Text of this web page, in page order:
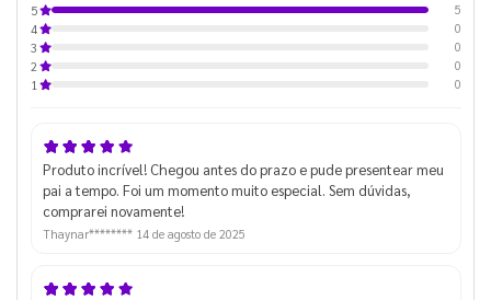
5
5
4
0
3
0
2
0
1
0
Produto incrível! Chegou antes do prazo e pude presentear meu
pai a tempo. Foi um momento muito especial. Sem dúvidas,
comprarei novamente!
Thaynar******** 14 de agosto de 2025